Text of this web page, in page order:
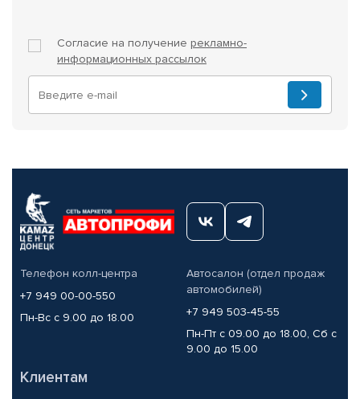
Согласие на получение рекламно-
информационных рассылок
Телефон колл-центра
+7 949 00-00-550
Пн-Вс с 9.00 до 18.00
Автосалон (отдел продаж
автомобилей)
+7 949 503-45-55
Пн-Пт с 09.00 до 18.00, Сб с
9.00 до 15.00
Клиентам